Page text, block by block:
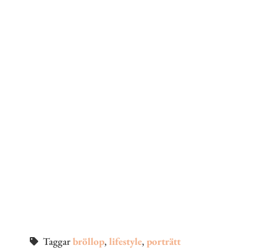
Taggarbröllop,lifestyle,porträtt